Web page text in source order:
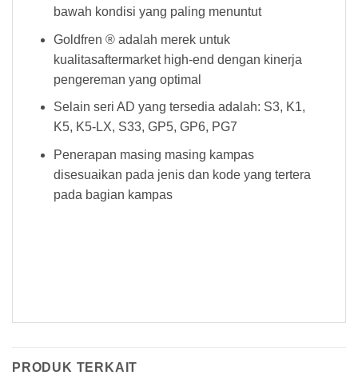
bawah kondisi yang paling menuntut
Goldfren ® adalah merek untuk
kualitasaftermarket high-end dengan kinerja
pengereman yang optimal
Selain seri AD yang tersedia adalah: S3, K1,
K5, K5-LX, S33, GP5, GP6, PG7
Penerapan masing masing kampas
disesuaikan pada jenis dan kode yang tertera
pada bagian kampas
PRODUK TERKAIT